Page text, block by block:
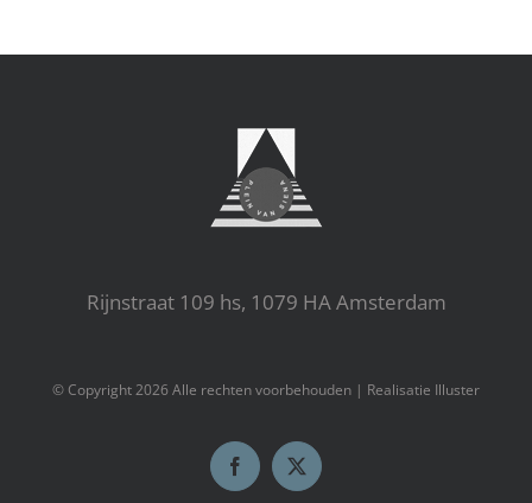
Rijnstraat 109 hs, 1079 HA Amsterdam
© Copyright2026 Alle rechten voorbehouden | Realisatie Illuster
Facebook
X